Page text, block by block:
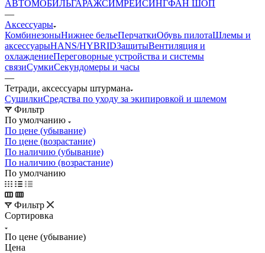
АВТОМОБИЛЬГАРАЖСИМРЕЙСИНГФАН ШОП
—
Аксессуары
КомбинезоныНижнее бельеПерчаткиОбувь пилотаШлемы и
аксессуарыHANS/HYBRIDЗащитыВентиляция и
охлаждениеПереговорные устройства и системы
связиСумкиСекундомеры и часы
—
Тетради, аксессуары штурмана
СушилкиСредства по уходу за экипировкой и шлемом
Фильтр
По умолчанию
По цене (убывание)
По цене (возрастание)
По наличию (убывание)
По наличию (возрастание)
По умолчанию
Фильтр
Сортировка
По цене (убывание)
Цена